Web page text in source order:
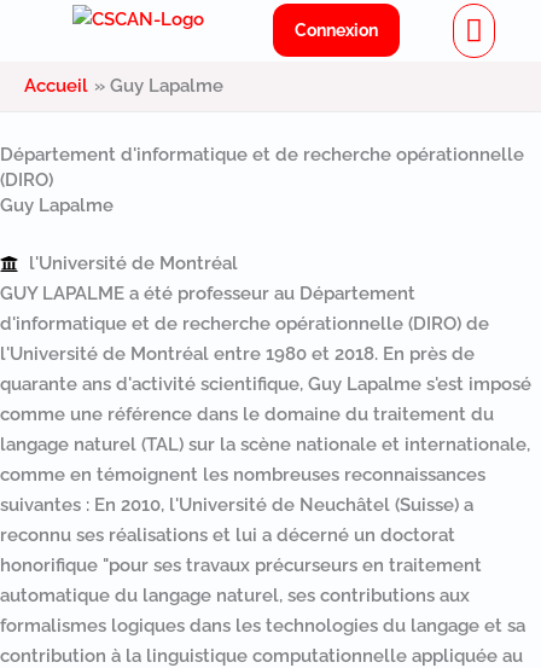
contenu
Connexion Menu
Accueil Guy Lapalme
Département d'informatique et de recherche opérationnelle
(DIRO)
Guy Lapalme
l'Université de Montréal
GUY LAPALME a été professeur au Département
d'informatique et de recherche opérationnelle (DIRO) de
l'Université de Montréal entre 1980 et 2018. En près de
quarante ans d'activité scientifique, Guy Lapalme s'est imposé
comme une référence dans le domaine du traitement du
langage naturel (TAL) sur la scène nationale et internationale,
comme en témoignent les nombreuses reconnaissances
suivantes : En 2010, l'Université de Neuchâtel (Suisse) a
reconnu ses réalisations et lui a décerné un doctorat
honorifique "pour ses travaux précurseurs en traitement
automatique du langage naturel, ses contributions aux
formalismes logiques dans les technologies du langage et sa
contribution à la linguistique computationnelle appliquée au